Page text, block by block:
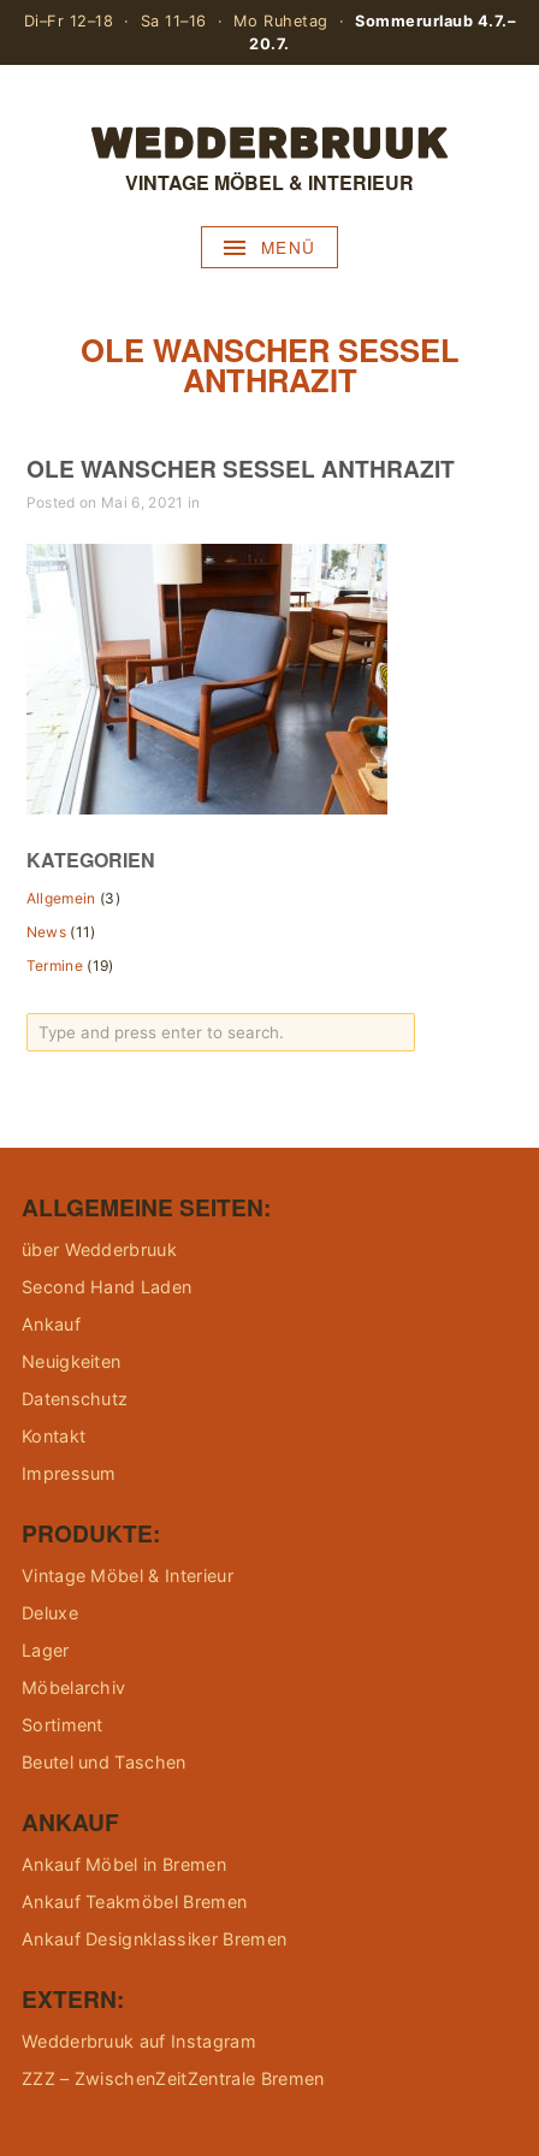
Di–Fr 12–18 · Sa 11–16 · Mo Ruhetag ·Sommerurlaub 4.7.–
20.7.
VINTAGE MÖBEL & INTERIEUR
MENÜ
OLE WANSCHER SESSEL
ANTHRAZIT
OLE WANSCHER SESSEL ANTHRAZIT
Posted on Mai 6, 2021 in
KATEGORIEN
Allgemein (3)
News (11)
Termine (19)
ALLGEMEINE SEITEN:
über Wedderbruuk
Second Hand Laden
Ankauf
Neuigkeiten
Datenschutz
Kontakt
Impressum
PRODUKTE:
Vintage Möbel & Interieur
Deluxe
Lager
Möbelarchiv
Sortiment
Beutel und Taschen
ANKAUF
Ankauf Möbel in Bremen
Ankauf Teakmöbel Bremen
Ankauf Designklassiker Bremen
EXTERN:
Wedderbruuk auf Instagram
ZZZ – ZwischenZeitZentrale Bremen